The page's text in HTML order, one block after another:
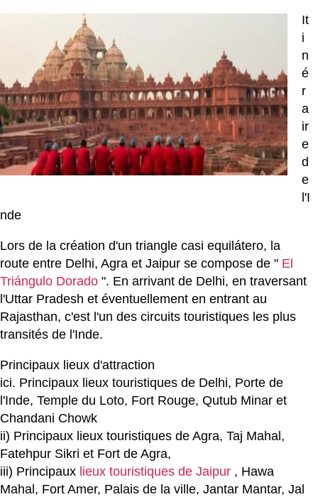
It
i
n
é
r
a
ir
e
d
e
l'I
nde
Lors de la création d'un triangle casi equilátero, la
route entre Delhi, Agra et Jaipur se compose de " El
Triángulo Dorado ". En arrivant de Delhi, en traversant
l'Uttar Pradesh et éventuellement en entrant au
Rajasthan, c'est l'un des circuits touristiques les plus
transités de l'Inde.
Principaux lieux d'attraction
ici. Principaux lieux touristiques de Delhi, Porte de
l'Inde, Temple du Loto, Fort Rouge, Qutub Minar et
Chandani Chowk
ii) Principaux lieux touristiques de Agra, Taj Mahal,
Fatehpur Sikri et Fort de Agra,
iii) Principaux lieux touristiques de Jaipur , Hawa
Mahal, Fort Amer, Palais de la ville, Jantar Mantar, Jal